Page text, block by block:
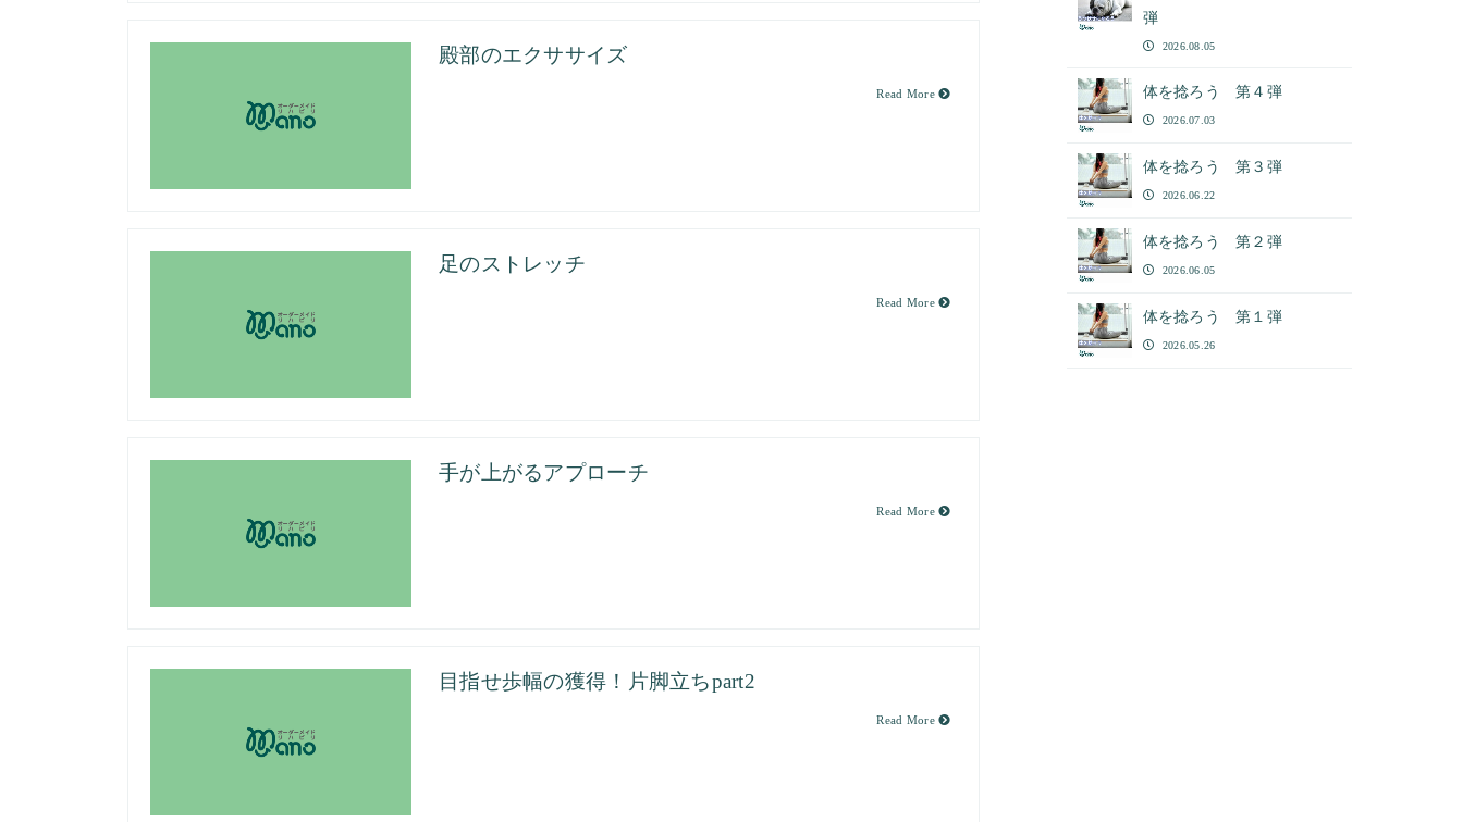
殿部のエクササイズ
Read More
足のストレッチ
Read More
手が上がるアプローチ
Read More
目指せ歩幅の獲得！片脚立ちpart2
Read More
弾
2026.08.05
体を捻ろう 第４弾
2026.07.03
体を捻ろう 第３弾
2026.06.22
体を捻ろう 第２弾
2026.06.05
体を捻ろう 第１弾
2026.05.26